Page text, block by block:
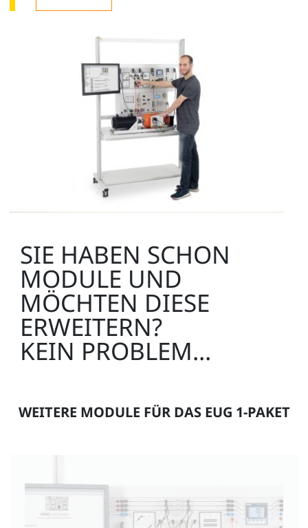
SIE HABEN SCHON
MODULE UND
MÖCHTEN DIESE
ERWEITERN?
KEIN PROBLEM...
WEITERE MODULE FÜR DAS EUG 1-PAKET